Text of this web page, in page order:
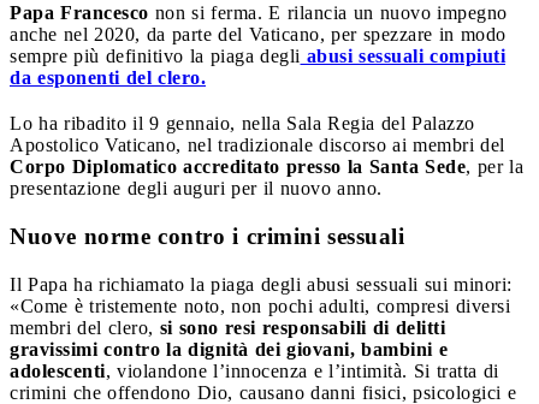
Papa Francesco non si ferma. E rilancia un nuovo impegno
anche nel 2020, da parte del Vaticano, per spezzare in modo
sempre più definitivo la piaga degli abusi sessuali compiuti
da esponenti del clero.
Lo ha ribadito il 9 gennaio, nella Sala Regia del Palazzo
Apostolico Vaticano, nel tradizionale discorso ai membri del
Corpo Diplomatico accreditato presso la Santa Sede, per la
presentazione degli auguri per il nuovo anno.
Nuove norme contro i crimini sessuali
Il Papa ha richiamato la piaga degli abusi sessuali sui minori:
«Come è tristemente noto, non pochi adulti, compresi diversi
membri del clero, si sono resi responsabili di delitti
gravissimi contro la dignità dei giovani, bambini e
adolescenti, violandone l’innocenza e l’intimità. Si tratta di
crimini che offendono Dio, causano danni fisici, psicologici e